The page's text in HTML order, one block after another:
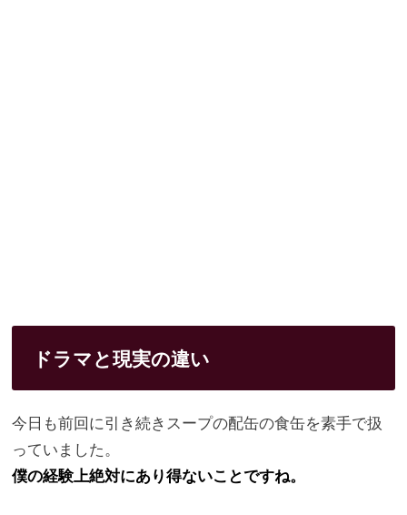
ドラマと現実の違い
今日も前回に引き続きスープの配缶の食缶を素手で扱
っていました。
僕の経験上絶対にあり得ないことですね。